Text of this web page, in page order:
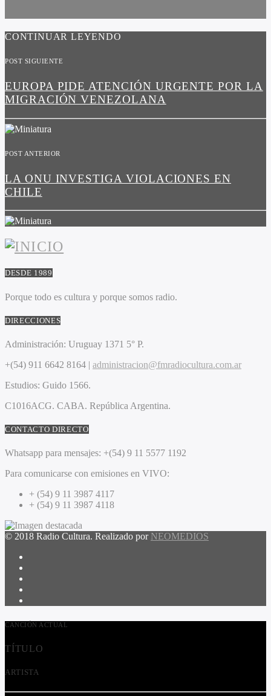
CONTINUAR LEYENDO
POST SIGUIENTE
EUROPA PIDE ATENCIÓN URGENTE POR LA
MIGRACIÓN VENEZOLANA
POST ANTERIOR
LA ONU INVESTIGA VIOLACIONES EN
CHILE
DESDE 1989
Porque todo es cultura y porque somos radio.
DIRECCIONES
Administración: Uruguay 1371 5° P.
+(54) 911 6642 8164 | administracion@fmradiocultura.com.ar
Estudios: Guido 1566.
C1016ACG. CABA. República Argentina.
CONTACTO DIRECTO
Whatsapp para mensajes: +(54) 9 11 5577 1192
Para comunicarse con emisiones en VIVO:
+ (54) 9 11 3987 4117
+ (54) 9 11 3987 4118
© 2018 Radio Cultura. Realizado por NEOMEDIOS
CANCIÓN ACTUAL
TÍTULO
ARTISTA